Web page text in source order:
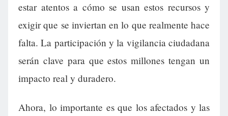
estar atentos a cómo se usan estos recursos y
exigir que se inviertan en lo que realmente hace
falta. La participación y la vigilancia ciudadana
serán clave para que estos millones tengan un
impacto real y duradero.
Ahora, lo importante es que los afectados y las